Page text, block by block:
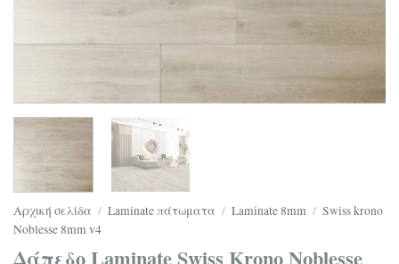
Αρχική σελίδα / Laminate πάτωματα / Laminate 8mm / Swiss krono
Noblesse 8mm v4
Δάπεδο Laminate Swiss Krono Noblesse